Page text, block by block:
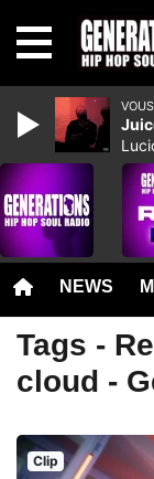
NEWS
Tags -
cloud -
Clip